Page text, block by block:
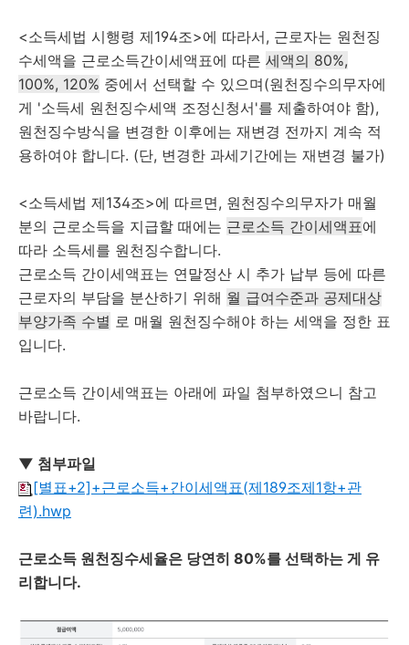
<소득세법 시행령 제194조>에 따라서, 근로자는 원천징
수세액을 근로소득간이세액표에 따른 세액의 80%,
100%, 120% 중에서 선택할 수 있으며(원천징수의무자에
게 '소득세 원천징수세액 조정신청서'를 제출하여야 함),
원천징수방식을 변경한 이후에는 재변경 전까지 계속 적
용하여야 합니다. (단, 변경한 과세기간에는 재변경 불가)
<소득세법 제134조>에 따르면, 원천징수의무자가 매월
분의 근로소득을 지급할 때에는 근로소득 간이세액표에
따라 소득세를 원천징수합니다.
근로소득 간이세액표는 연말정산 시 추가 납부 등에 따른
근로자의 부담을 분산하기 위해 월 급여수준과 공제대상
부양가족 수별 로 매월 원천징수해야 하는 세액을 정한 표
입니다.
근로소득 간이세액표는 아래에 파일 첨부하였으니 참고
바랍니다.
▼ 첨부파일
[별표+2]+근로소득+간이세액표(제189조제1항+관
련).hwp
근로소득 원천징수세율은 당연히 80%를 선택하는 게 유
리합니다.